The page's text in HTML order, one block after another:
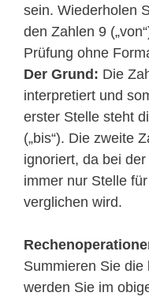
sein. Wiederholen
den Zahlen 9
Prüfung ohne
Der Grund: Die
interpretiert und
erster Stelle steht
(„bis“). Die zweite
ignoriert, da bei
immer nur Stelle
verglichen wird.
Summieren Sie die
werden Sie im